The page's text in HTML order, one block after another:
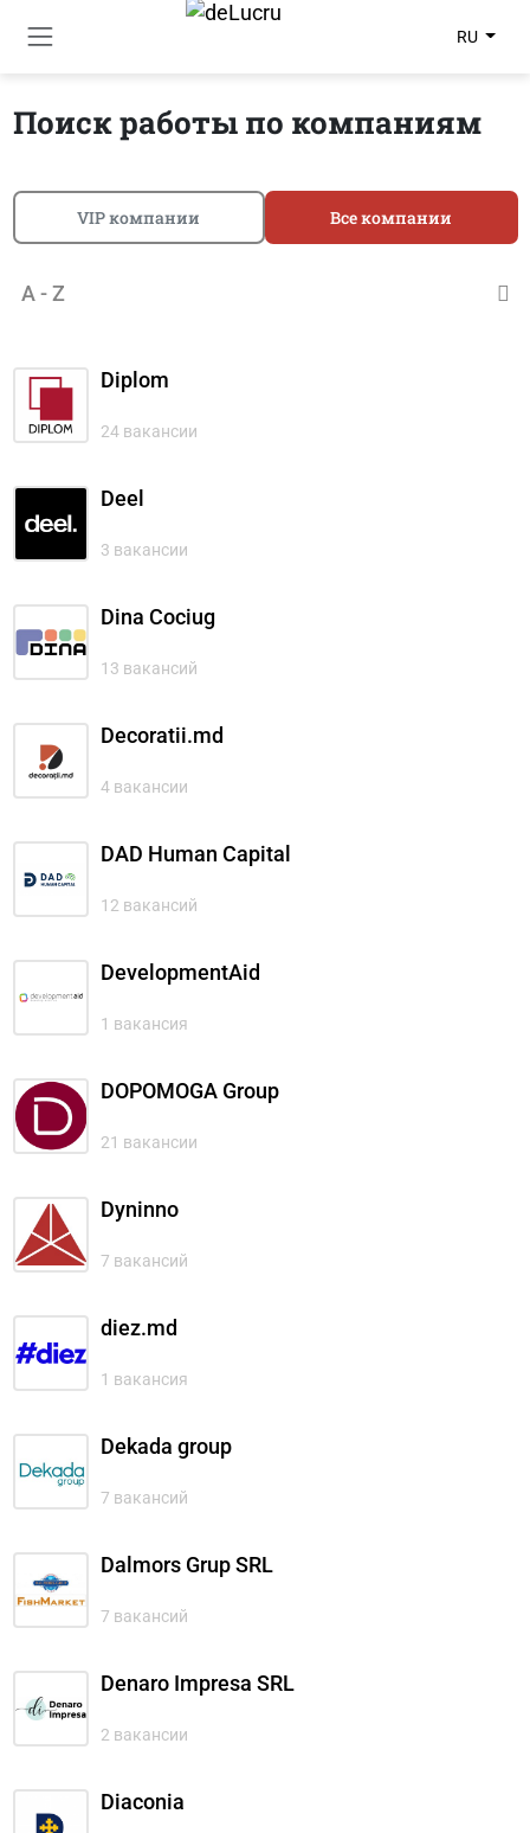
RU
Поиск работы по компаниям
VIP компании Все компании
A - Z
Diplom
24 вакансии
Deel
3 вакансии
Dina Cociug
13 вакансий
Decoratii.md
4 вакансии
DAD Human Capital
12 вакансий
DevelopmentAid
1 вакансия
DOPOMOGA Group
21 вакансии
Dyninno
7 вакансий
diez.md
1 вакансия
Dekada group
7 вакансий
Dalmors Grup SRL
7 вакансий
Denaro Impresa SRL
2 вакансии
Diaconia